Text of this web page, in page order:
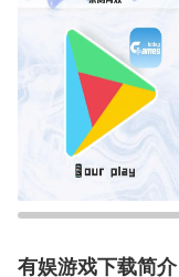
有娱游戏下载简介